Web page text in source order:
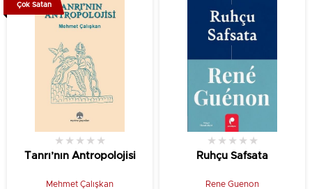
Tanrı’nın Antropolojisi
★ ★ ★ ★ ★
Mehmet Çalışkan
Çok Satan
Ruhçu Safsata
★ ★ ★ ★ ★
Rene Guenon